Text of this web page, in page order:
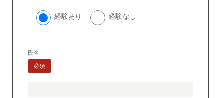
経験あり 経験なし
氏名
必須